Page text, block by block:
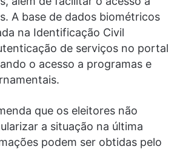
A base de dados biométricos
na Identificação Civil
de serviços no portal
o acesso a programas e
que os eleitores não
a situação na última
podem ser obtidas pelo